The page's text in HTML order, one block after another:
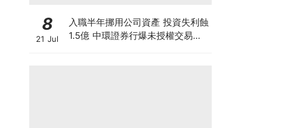
8
21 Jul
入職半年挪用公司資產 投資失利蝕
1.5億 中環證券行爆未授權交易風